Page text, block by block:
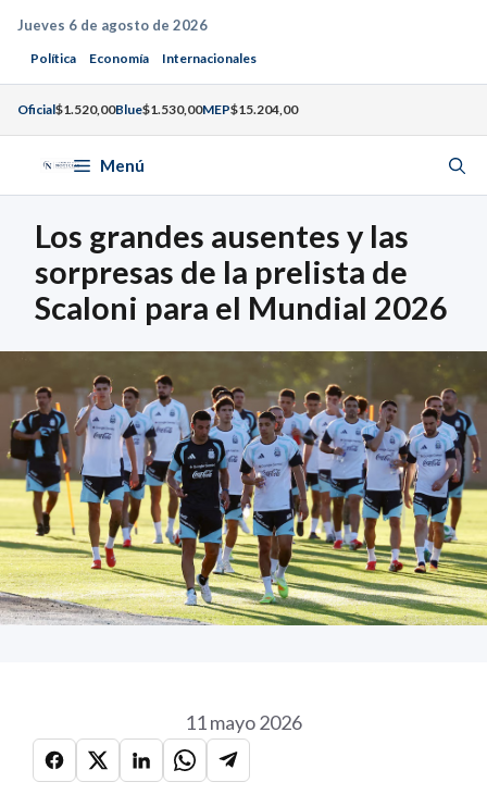
Saltar
contenido
Jueves 6 de agosto de 2026
Política Economía Internacionales
Oficial$1.520,00Blue$1.530,00MEP$15.204,00
Menú
Los grandes ausentes y las
sorpresas de la prelista de
Scaloni para el Mundial 2026
11 mayo 2026